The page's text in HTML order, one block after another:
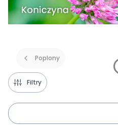
Poplony
Filtry